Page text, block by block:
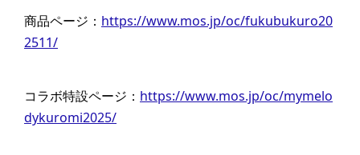
商品ページ： https://www.mos.jp/oc/fukubukuro20
2511/
コラボ特設ページ： https://www.mos.jp/oc/mymelo
dykuromi2025/